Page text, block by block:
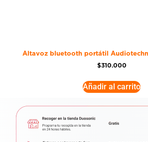
Altavoz bluetooth portátil
$310.000
Añadir al carrito